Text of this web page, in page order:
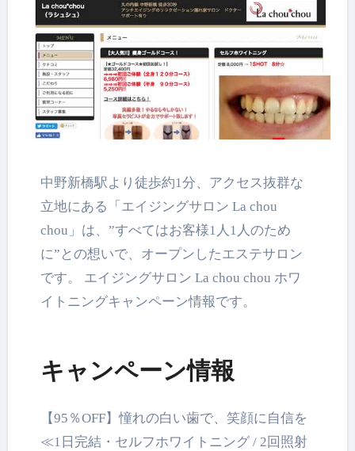
中野新橋駅より徒歩約1分、アクセス抜群な
立地にある「エイジングサロン La chou
chou」は、”すべてはお客様1人1人のため
に”との想いで、オープンしたエステサロン
です。 エイジングサロン La chou chou ホワ
イトニングキャンペーン情報です。
キャンペーン情報
【95％OFF】憧れの白い歯で、笑顔に自信を
≪1日完結・セルフホワイトニング / 2回照射